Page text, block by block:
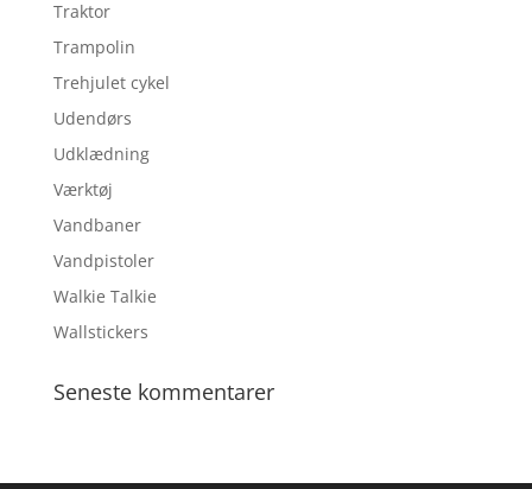
Traktor
Trampolin
Trehjulet cykel
Udendørs
Udklædning
Værktøj
Vandbaner
Vandpistoler
Walkie Talkie
Wallstickers
Seneste kommentarer